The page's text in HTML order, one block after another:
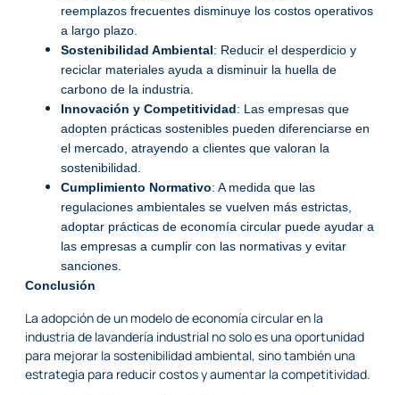
reemplazos frecuentes disminuye los costos operativos
a largo plazo.
Sostenibilidad Ambiental: Reducir el desperdicio y
reciclar materiales ayuda a disminuir la huella de
carbono de la industria.
Innovación y Competitividad: Las empresas que
adopten prácticas sostenibles pueden diferenciarse en
el mercado, atrayendo a clientes que valoran la
sostenibilidad.
Cumplimiento Normativo: A medida que las
regulaciones ambientales se vuelven más estrictas,
adoptar prácticas de economía circular puede ayudar a
las empresas a cumplir con las normativas y evitar
sanciones.
Conclusión
La adopción de un modelo de economía circular en la
industria de lavandería industrial no solo es una oportunidad
para mejorar la sostenibilidad ambiental, sino también una
estrategia para reducir costos y aumentar la competitividad.